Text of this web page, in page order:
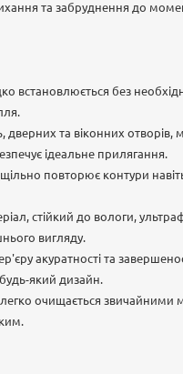
та забруднення до
без
дверних та віконних отворів,
ідеальне прилягання.
щільно повторює контури
стійкий до вологи,
вигляду.
акуратності та
який дизайн.
легко очищається